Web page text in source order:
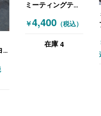
)
ミーティングテー
（ブラウン）
￥4,400（税込）
在庫 4